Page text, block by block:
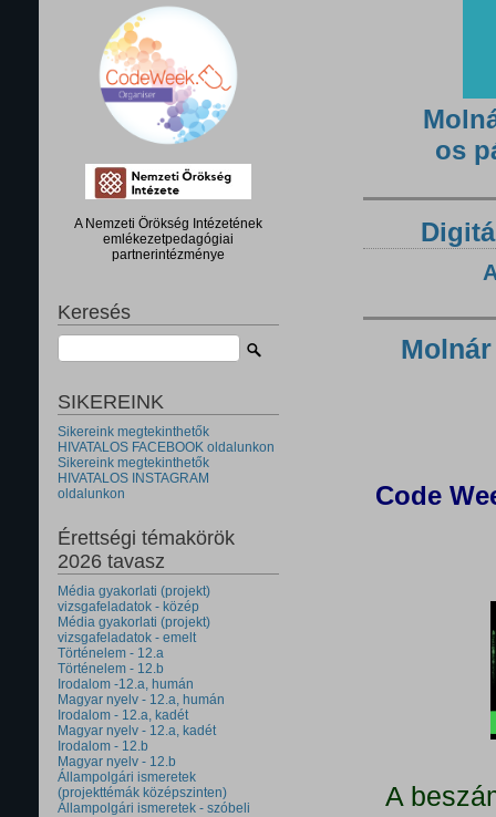
A Nemzeti Örökség Intézetének
emlékezetpedagógiai
partnerintézménye
Keresés
SIKEREINK
Sikereink megtekinthetők
HIVATALOS FACEBOOK oldalunkon
Sikereink megtekinthetők
HIVATALOS INSTAGRAM
oldalunkon
Érettségi témakörök
2026 tavasz
Média gyakorlati (projekt)
vizsgafeladatok - közép
Média gyakorlati (projekt)
vizsgafeladatok - emelt
Történelem - 12.a
Történelem - 12.b
Irodalom -12.a, humán
Magyar nyelv - 12.a, humán
Irodalom - 12.a, kadét
Magyar nyelv - 12.a, kadét
Irodalom - 12.b
Magyar nyelv - 12.b
Állampolgári ismeretek
(projekttémák középszinten)
Állampolgári ismeretek - szóbeli
os
Code
A